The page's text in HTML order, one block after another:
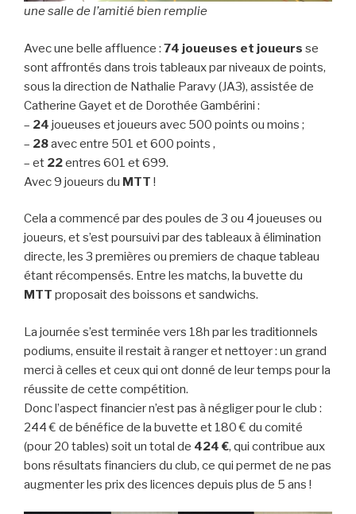
une salle de l’amitié bien remplie
Avec une belle affluence : 74 joueuses et joueurs se
sont affrontés dans trois tableaux par niveaux de points,
sous la direction de Nathalie Paravy (JA3), assistée de
Catherine Gayet et de Dorothée Gambérini :
– 24 joueuses et joueurs avec 500 points ou moins ;
– 28avec entre 501 et 600 points ,
– et 22entres 601 et 699.
Avec 9 joueurs du MTT !
Cela a commencé par des poules de 3 ou 4 joueuses ou
joueurs, et s’est poursuivi par des tableaux à élimination
directe, les 3 premières ou premiers de chaque tableau
étant récompensés. Entre les matchs, la buvette du
MTT proposait des boissons et sandwichs.
La journée s’est terminée vers 18h par les traditionnels
podiums, ensuite il restait à ranger et nettoyer : un grand
merci à celles et ceux qui ont donné de leur temps pour la
réussite de cette compétition.
Donc l’aspect financier n’est pas à négliger pour le club :
244 € de bénéfice de la buvette et 180 € du comité
(pour 20 tables) soit un total de 424 €, qui contribue aux
bons résultats financiers du club, ce qui permet de ne pas
augmenter les prix des licences depuis plus de 5 ans !